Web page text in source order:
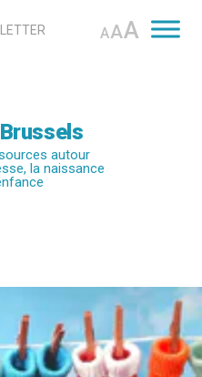
AAA
autour
la naissance